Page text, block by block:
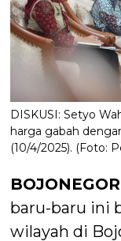
DISKUSI: Setyo
harga gabah
(10/4/2025). (Foto:
baru-baru ini
wilayah di